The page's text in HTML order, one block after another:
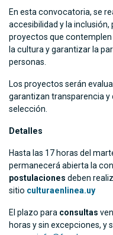
En esta convocatoria, se
accesibilidad y la
proyectos que
la cultura y garantizar la
personas.
Los proyectos serán
garantizan transparencia
selección.
Detalles
Hasta las 17 horas del
permanecerá abierta la
postulaciones deben
sitio culturaenlinea.uy
El plazo para consultas
horas y sin excepciones, y